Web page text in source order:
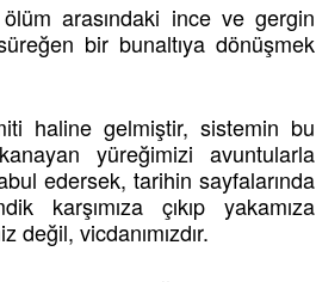
arasındaki ince ve gergin
bir bunaltıya dönüşmek
haline gelmiştir, sistemin bu
yüreğimizi avuntularla
edersek, tarihin sayfalarında
karşımıza çıkıp yakamıza
değil, vicdanımızdır.